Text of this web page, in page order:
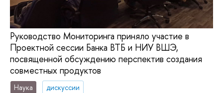
Руководство Мониторинга приняло участие в
Проектной сессии Банка ВТБ и НИУ ВШЭ,
посвященной обсуждению перспектив создания
совместных продуктов
Наука
дискуссии